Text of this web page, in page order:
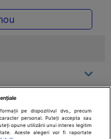
pe dispozitivul dvs., precum
personal. Puteți accepta sau
opune utilizării unui interes legitim
Aceste alegeri vor fi raportate